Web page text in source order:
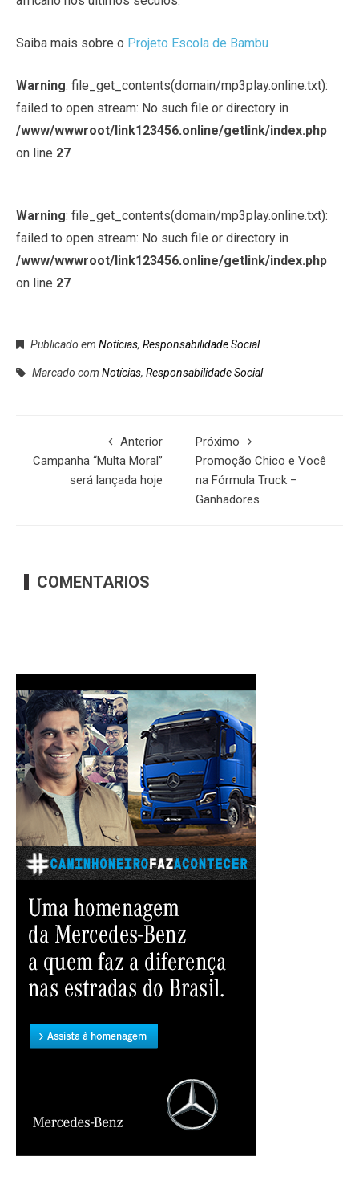
Saiba mais sobre o Projeto Escola de Bambu
Warning: file_get_contents(domain/mp3play.online.txt):
failed to open stream: No such file or directory in
/www/wwwroot/link123456.online/getlink/index.php
on line 27
Warning: file_get_contents(domain/mp3play.online.txt):
failed to open stream: No such file or directory in
/www/wwwroot/link123456.online/getlink/index.php
on line 27
Publicado em Notícias, Responsabilidade Social
Marcado com Notícias, Responsabilidade Social
Anterior
Campanha “Multa Moral”
será lançada hoje
Próximo
Promoção Chico e Você
na Fórmula Truck –
Ganhadores
COMENTARIOS